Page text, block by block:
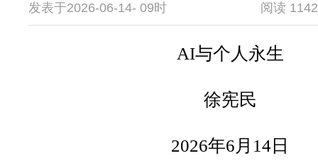
发表于2026-06-14- 09时 阅读
AI与个人永生
徐宪民
2026年6月14日